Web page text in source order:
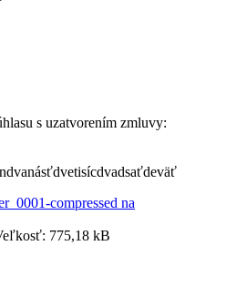
s uzatvorením zmluvy:
compressed na
775,18 kB